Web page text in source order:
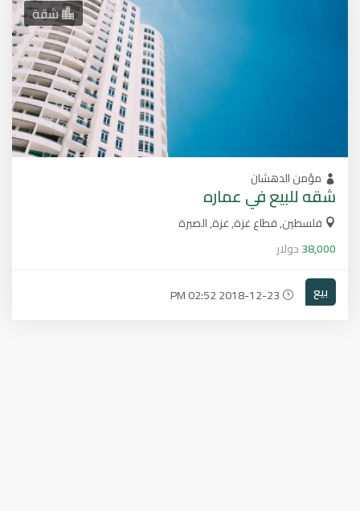
شقة
مؤمن الدهشان
شقه للبيع في عماره
فلسطين, قطاع غزة, غزة, الصبرة
38,000دولار
بيع